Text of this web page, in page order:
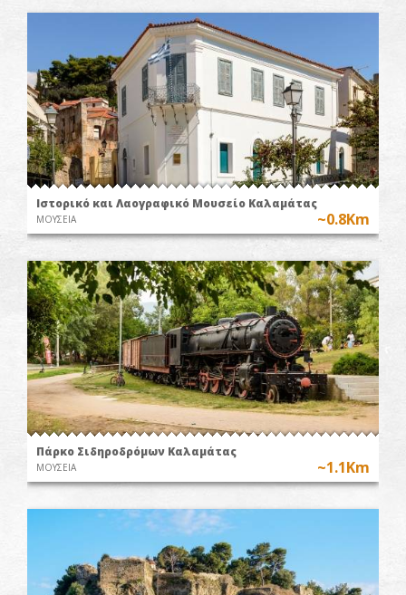
Ιστορικό και Λαογραφικό Μουσείο Καλαμάτας
ΜΟΥΣΕΙΑ ~0.8Km
Πάρκο Σιδηροδρόμων Καλαμάτας
ΜΟΥΣΕΙΑ ~1.1Km